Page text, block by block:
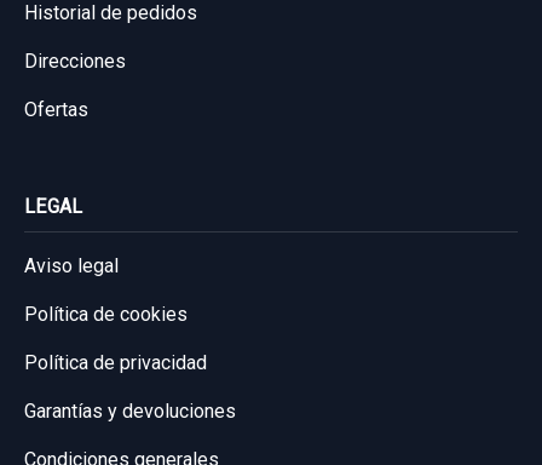
Historial de pedidos
Direcciones
Ofertas
LEGAL
Aviso legal
Política de cookies
Política de privacidad
Garantías y devoluciones
Condiciones generales